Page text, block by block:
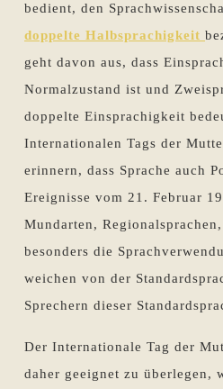
bedient, den
doppelte Halbsprachigkeit
geht davon aus, dass
Normalzustand ist und
doppelte Einsprachigkeit
Internationalen Tags der
erinnern, dass Sprache auch
Ereignisse vom 21. Februar
Mundarten,
besonders die
weichen von der
Sprechern dieser
Der Internationale Tag der
daher geeignet zu überlegen,